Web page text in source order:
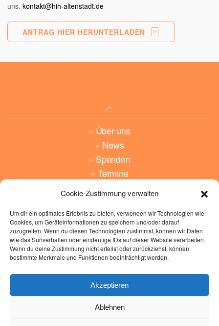
Cookie-Zustimmung verwalten
Um dir ein optimales Erlebnis zu bieten, verwenden wir Technologien wie
Cookies, um Geräteinformationen zu speichern und/oder darauf
zuzugreifen. Wenn du diesen Technologien zustimmst, können wir Daten
wie das Surfverhalten oder eindeutige IDs auf dieser Website verarbeiten.
Wenn du deine Zustimmung nicht erteilst oder zurückziehst, können
bestimmte Merkmale und Funktionen beeinträchtigt werden.
Akzeptieren
Ablehnen
uns. kontakt@hih-altenstadt.de
ANTRAG HIER HERUNTERLADEN
» Über uns
» News
» Spenden
» Termine
»Angebote
»Wünsche
»Kontakt
»Impressum
»Datenschutz
Hand-in-Hand
Glauberger Str. 9